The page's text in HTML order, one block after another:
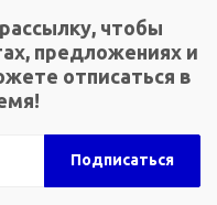
чтобы
предложениях и
отписаться в